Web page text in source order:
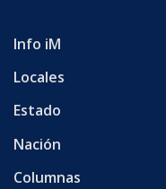
Info iM
Locales
Estado
Nación
Columnas